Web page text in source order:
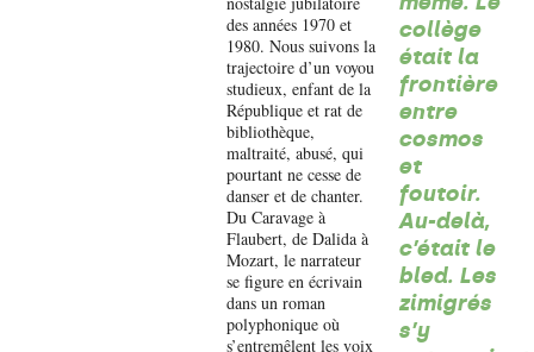
des années 1970 et
1980. Nous suivons la
trajectoire d’un voyou
studieux, enfant de la
République et rat de
bibliothèque,
maltraité, abusé, qui
pourtant ne cesse de
danser et de chanter.
Du Caravage à
Flaubert, de Dalida à
Mozart, le narrateur
se figure en écrivain
dans un roman
polyphonique où
s’entremêlent les voix
collège
était la
frontière
entre
cosmos
et
foutoir.
Au-delà,
c’était le
bled. Les
zimigrés
s’y